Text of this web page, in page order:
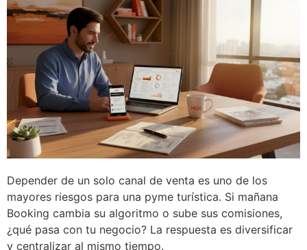
Depender de un solo canal de venta es uno de los
mayores riesgos para una pyme turística. Si mañana
Booking cambia su algoritmo o sube sus comisiones,
¿qué pasa con tu negocio? La respuesta es diversificar
y centralizar al mismo tiempo.